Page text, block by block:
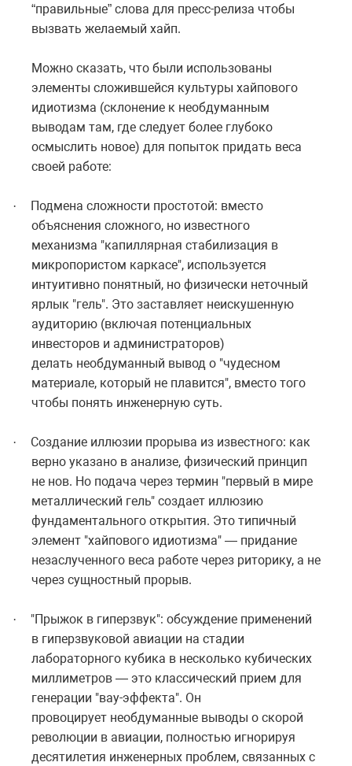
“правильные” слова для пресс-релиза чтобы
вызвать желаемый хайп.
Можно сказать, что были использованы
элементы сложившейся культуры хайпового
идиотизма (склонение к необдуманным
выводам там, где следует более глубоко
осмыслить новое) для попыток придать веса
своей работе:
·
Подмена сложности простотой: вместо
объяснения сложного, но известного
механизма "капиллярная стабилизация в
микропористом каркасе", используется
интуитивно понятный, но физически неточный
ярлык "гель". Это заставляет неискушенную
аудиторию (включая потенциальных
инвесторов и администраторов)
делать необдуманный вывод о "чудесном
материале, который не плавится", вместо того
чтобы понять инженерную суть.
·
Создание иллюзии прорыва из известного: как
верно указано в анализе, физический принцип
не нов. Но подача через термин "первый в мире
металлический гель" создает иллюзию
фундаментального открытия. Это типичный
элемент "хайпового идиотизма" — придание
незаслученного веса работе через риторику, а не
через сущностный прорыв.
·
"Прыжок в гиперзвук": обсуждение применений
в гиперзвуковой авиации на стадии
лабораторного кубика в несколько кубических
миллиметров — это классический прием для
генерации "вау-эффекта". Он
провоцирует необдуманные выводы о скорой
революции в авиации, полностью игнорируя
десятилетия инженерных проблем, связанных с